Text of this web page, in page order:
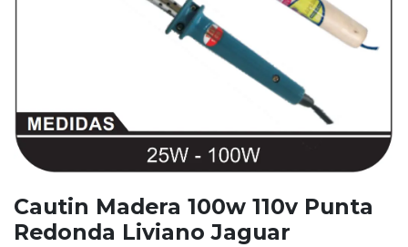
Cautin Madera 100w 110v Punta
Redonda Liviano Jaguar